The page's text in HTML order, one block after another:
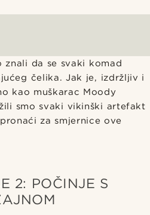
znali da se svaki komad
čelika. Jak je, izdržljiv i
kao muškarac Moody
smo svaki vikinški artefakt
za smjernice ove
2: POČINJE S